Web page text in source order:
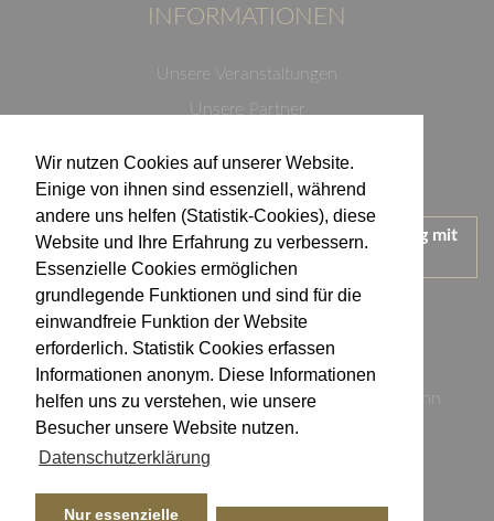
Wir nutzen Cookies auf unserer Website.
Einige von ihnen sind essenziell, während
andere uns helfen (Statistik-Cookies), diese
Website und Ihre Erfahrung zu verbessern.
Essenzielle Cookies ermöglichen
grundlegende Funktionen und sind für die
einwandfreie Funktion der Website
erforderlich. Statistik Cookies erfassen
Informationen anonym. Diese Informationen
helfen uns zu verstehen, wie unsere
Besucher unsere Website nutzen.
Datenschutzerklärung
Nur essenzielle
INFORMATIONEN
Unsere Veranstaltungen
Unsere Partner
Impressum
Wir treten für einen verantwortungsvollen Umgang mit
Alkohol ein.
KONTAKT
Weingut Kistenmacher & Hengerer
Eugen-Nägele-Straße 23-25, 74074 Heilbronn
info@kistenmacher-hengerer.de
Telefax: 07131 - 17 23 50